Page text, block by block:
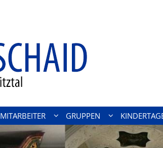
MITARBEITER GRUPPEN